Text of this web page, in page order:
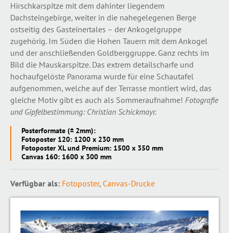
Hirschkarspitze mit dem dahinter liegendem
Dachsteingebirge, weiter in die nahegelegenen Berge
ostseitig des Gasteinertales – der Ankogelgruppe
zugehörig. Im Süden die Hohen Tauern mit dem Ankogel
und der anschließenden Goldberggruppe. Ganz rechts im
Bild die Mauskarspitze. Das extrem detailscharfe und
hochaufgelöste Panorama wurde für eine Schautafel
aufgenommen, welche auf der Terrasse montiert wird, das
gleiche Motiv gibt es auch als Sommeraufnahme! Fotografie
und Gipfelbestimmung: Christian Schickmayr.
Posterformate (± 2mm):
Fotoposter 120: 1200 x 230 mm
Fotoposter XL und Premium: 1500 x 350 mm
Canvas 160: 1600 x 300 mm
Verfügbar als: Fotoposter, Canvas-Drucke